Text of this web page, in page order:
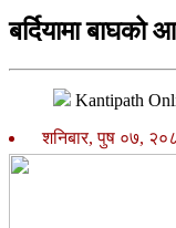
बर्दियामा
Kantipath
शनिबार, पुष ०७,